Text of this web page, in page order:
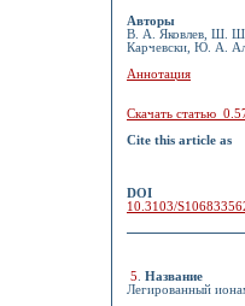
Авторы
В. А. Яковлев, Ш.
Карчевски, Ю. А.
Аннотация
Скачать статью
Cite this article as
DOI
10.3103/
5
Название
Легированный